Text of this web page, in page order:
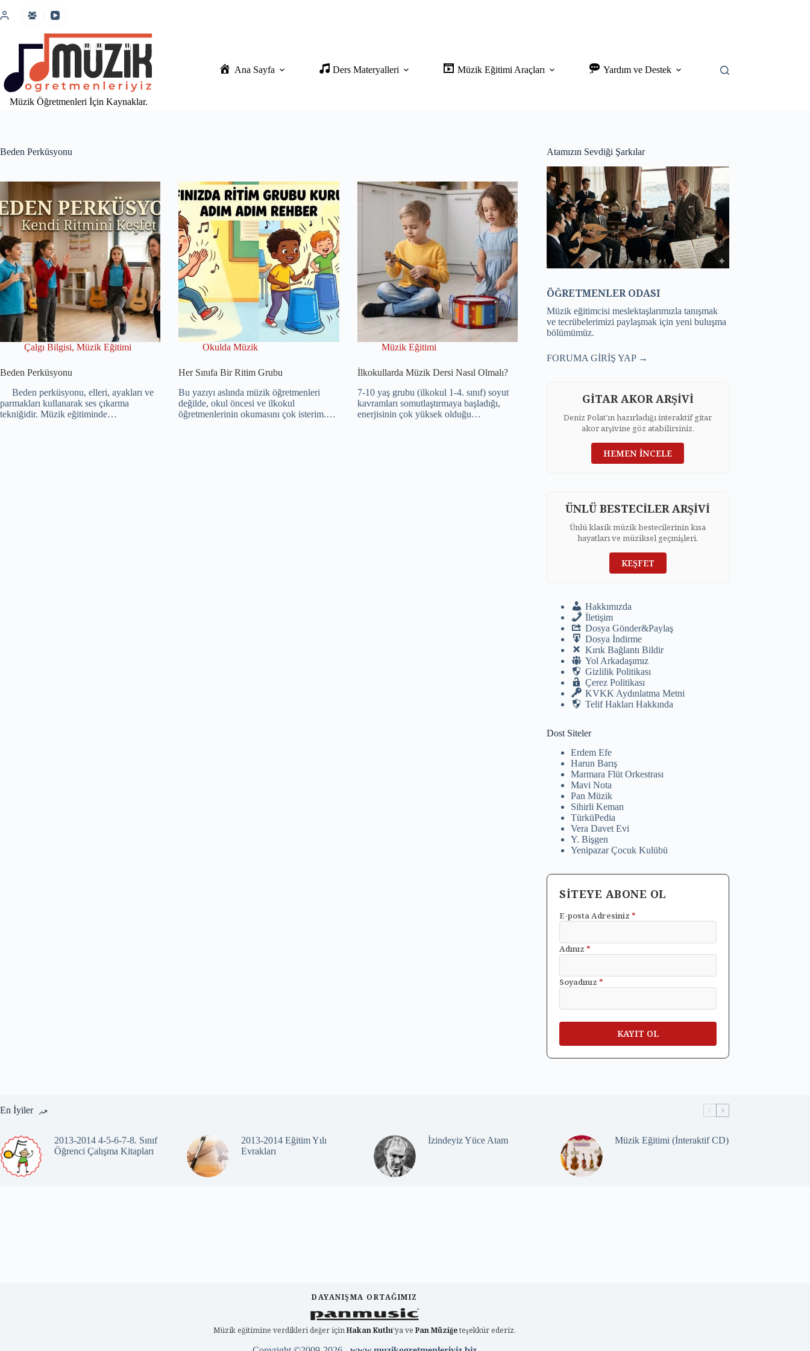
atla
Müzik Öğretmenleri İçin Kaynaklar.
Ana Sayfa Ders Materyalleri Müzik Eğitimi Araçları Yardım ve Destek
Beden Perküsyonu
Çalgı Bilgisi, Müzik Eğitimi
Beden Perküsyonu
Beden perküsyonu, elleri, ayakları ve
parmakları kullanarak ses çıkarma
tekniğidir. Müzik eğitiminde…
Okulda Müzik
Her Sınıfa Bir Ritim Grubu
Bu yazıyı aslında müzik öğretmenleri
değilde, okul öncesi ve ilkokul
öğretmenlerinin okumasını çok isterim.…
Müzik Eğitimi
İlkokullarda Müzik Dersi Nasıl Olmalı?
7-10 yaş grubu (ilkokul 1-4. sınıf) soyut
kavramları somutlaştırmaya başladığı,
enerjisinin çok yüksek olduğu…
Atamızın Sevdiği Şarkılar
ÖĞRETMENLER ODASI
Müzik eğitimcisi meslektaşlarımızla tanışmak
ve tecrübelerimizi paylaşmak için yeni buluşma
bölümümüz.
FORUMA GİRİŞ YAP →
GİTAR AKOR ARŞİVİ
Deniz Polat'ın hazırladığı interaktif gitar
akor arşivine göz atabilirsiniz.
HEMEN İNCELE
ÜNLÜ BESTECİLER ARŞİVİ
Ünlü klasik müzik bestecilerinin kısa
hayatları ve müziksel geçmişleri.
KEŞFET
Hakkımızda
İletişim
Dosya Gönder&Paylaş
Dosya İndirme
Kırık Bağlantı Bildir
Yol Arkadaşımız
Gizlilik Politikası
Çerez Politikası
KVKK Aydınlatma Metni
Telif Hakları Hakkında
Dost Siteler
Erdem Efe
Harun Barış
Marmara Flüt Orkestrası
Mavi Nota
Pan Müzik
Sihirli Keman
TürküPedia
Vera Davet Evi
Y. Bişgen
Yenipazar Çocuk Kulübü
SİTEYE ABONE OL
E-posta Adresiniz*
Adınız*
Soyadınız*
En İyiler
2013-2014 4-5-6-7-8. Sınıf
Öğrenci Çalışma Kitapları
2013-2014 Eğitim Yılı
Evrakları
İzindeyiz Yüce Atam Müzik Eğitimi (İnteraktif CD)
DAYANIŞMA ORTAĞIMIZ
Müzik eğitimine verdikleri değer içinHakan Kutlu'ya ve Pan Müziğeteşekkür ederiz.